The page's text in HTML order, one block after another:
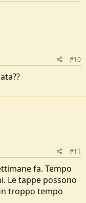
#10
#11
fa. Tempo
Le tappe possono
troppo tempo